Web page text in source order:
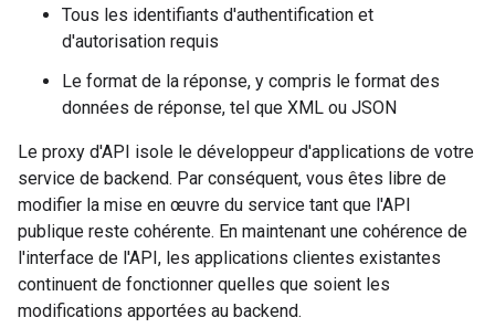
Tous les identifiants d'authentification et
d'autorisation requis
Le format de la réponse, y compris le format des
données de réponse, tel que XML ou JSON
Le proxy d'API isole le développeur d'applications de votre
service de backend. Par conséquent, vous êtes libre de
modifier la mise en œuvre du service tant que l'API
publique reste cohérente. En maintenant une cohérence de
l'interface de l'API, les applications clientes existantes
continuent de fonctionner quelles que soient les
modifications apportées au backend.